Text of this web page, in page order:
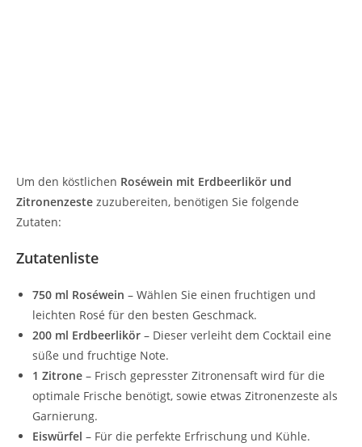
Um den köstlichen Roséwein mit Erdbeerlikör und
Zitronenzeste zuzubereiten, benötigen Sie folgende
Zutaten:
Zutatenliste
750 ml Roséwein – Wählen Sie einen fruchtigen und
leichten Rosé für den besten Geschmack.
200 ml Erdbeerlikör – Dieser verleiht dem Cocktail eine
süße und fruchtige Note.
1 Zitrone – Frisch gepresster Zitronensaft wird für die
optimale Frische benötigt, sowie etwas Zitronenzeste als
Garnierung.
Eiswürfel – Für die perfekte Erfrischung und Kühle.